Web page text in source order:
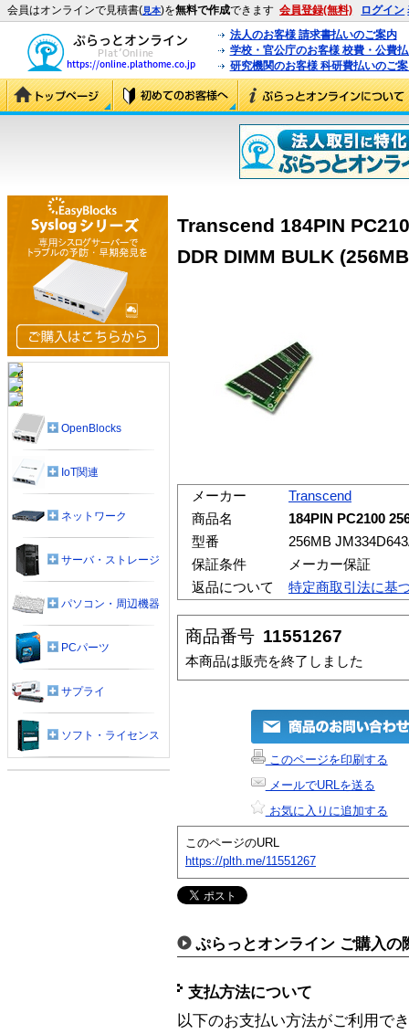
会員はオンラインで見積書(見本)を無料で作成できます 会員登録(無料) ログイン
法人のお客様 請求書払いのご案内
学校・官公庁のお客様 校費・公費
研究機関のお客様 科研費払いのご
Transcend 184PIN
DDR DIMM BULK
メーカー
Transcend
商品名
184PIN PC2100
型番
256MB
保証条件
メーカー保証
返品について
特定商取引法に基
商品番号 11551267
本商品は販売を終了しました
このページを印刷する
メールでURLを送る
お気に入りに追加する
このページのURL
https://plth.me/11551267
ぷらっとオンライン ご購入の
支払方法について
以下のお支払い方法がご利用で
OpenBlocks
IoT関連
ネットワーク
サーバ・ストレージ
パソコン・周辺機器
PCパーツ
サプライ
ソフト・ライセンス